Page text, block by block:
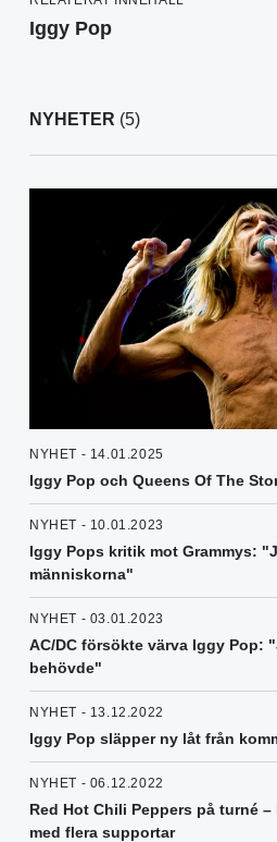
Iggy Pop
NYHETER (5)
NYHET - 14.01.2025
Iggy Pop och Queens Of The
NYHET - 10.01.2023
Iggy Pops kritik mot Grammys:
människorna"
NYHET - 03.01.2023
AC/DC försökte värva Iggy Pop:
behövde"
NYHET - 13.12.2022
Iggy Pop släpper ny låt från
NYHET - 06.12.2022
Red Hot Chili Peppers på turné
med flera supportar